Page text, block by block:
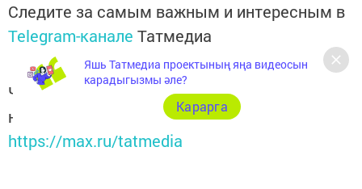
Следите за самым важным и интересным в
Telegram-канале Татмедиа
Читайте новости Татарстана в
национальном мессенджере MАХ:
https://max.ru/tatmedia
Яшь Татмедиа проектының яңа видеосын
карадыгызмы әле?
Карарга